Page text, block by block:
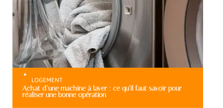
LOGEMENT
Achat d’une machine à laver : ce qu’il faut savoir pour
réaliser une bonne opération